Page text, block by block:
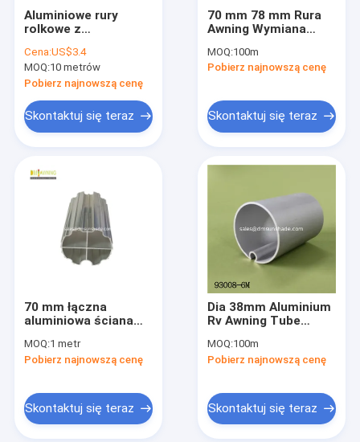
Aluminiowe rury
rolkowe z
części do płaszczyzn
wyciągające się
Cena:US$3.4
MOQ:10 metrów
Pobierz najnowszą cenę
Skontaktuj się teraz
70 mm 78 mm Rura
Awning Wymiana
Rollers Rura
MOQ:100m
Pobierz najnowszą cenę
Skontaktuj się teraz
70 mm łączna
aluminiowa ściana
rurociąg
MOQ:1 metr
Pobierz najnowszą cenę
Skontaktuj się teraz
Dia 38mm Aluminium
Rv Awning Tube
Galvanized Steel
Roller For Awnings
MOQ:100m
Pobierz najnowszą cenę
Skontaktuj się teraz